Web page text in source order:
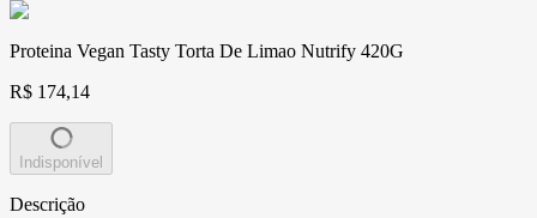
Proteina Vegan Tasty Torta De Limao Nutrify 420G
R$ 174,14
Indisponível
Descrição